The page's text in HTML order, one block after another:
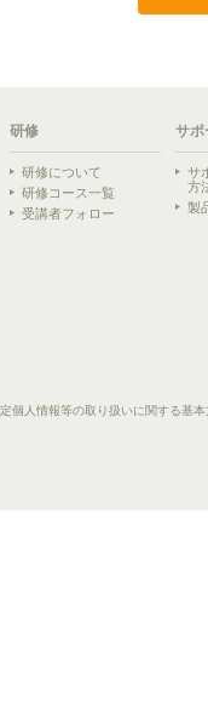
研修
研修について
研修コース一覧
受講者フォロー
サポ
サ
方
製
個人情報等の取り扱いに関する基本